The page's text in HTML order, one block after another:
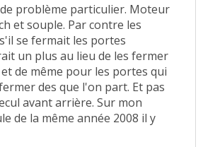
problème particulier. Moteur
et souple. Par contre les
se fermait les portes
un plus au lieu de les fermer
de même pour les portes qui
des que l'on part. Et pas
avant arrière. Sur mon
de la même année 2008 il y